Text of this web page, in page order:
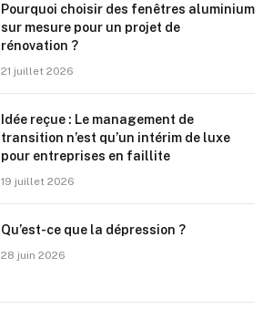
Pourquoi choisir des fenêtres aluminium
sur mesure pour un projet de
rénovation ?
21 juillet 2026
Idée reçue : Le management de
transition n’est qu’un intérim de luxe
pour entreprises en faillite
19 juillet 2026
Qu’est-ce que la dépression ?
28 juin 2026